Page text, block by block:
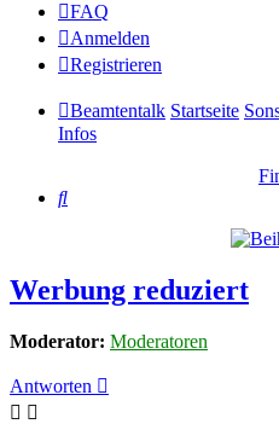
FAQ
Anmelden
Registrieren
Beamtentalk Startseite
Infos
Suche
Werbung reduziert
Moderator: Moderatoren
Antworten